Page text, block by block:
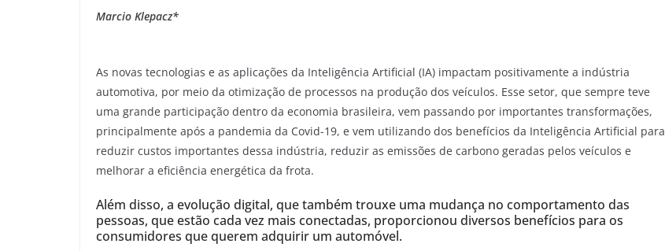
Marcio Klepacz*
As novas tecnologias e as aplicações da Inteligência Artificial (IA) impactam positivamente a indústria
automotiva, por meio da otimização de processos na produção dos veículos. Esse setor, que sempre teve
uma grande participação dentro da economia brasileira, vem passando por importantes transformações,
principalmente após a pandemia da Covid-19, e vem utilizando dos benefícios da Inteligência Artificial para
reduzir custos importantes dessa indústria, reduzir as emissões de carbono geradas pelos veículos e
melhorar a eficiência energética da frota.
Além disso, a evolução digital, que também trouxe uma mudança no comportamento das
pessoas, que estão cada vez mais conectadas, proporcionou diversos benefícios para os
consumidores que querem adquirir um automóvel.